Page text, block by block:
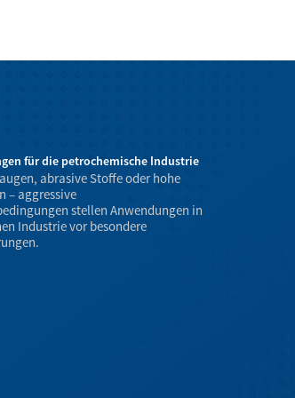
für die petrochemische Industrie
abrasive Stoffe oder hohe
– aggressive
stellen Anwendungen in
Industrie vor besondere